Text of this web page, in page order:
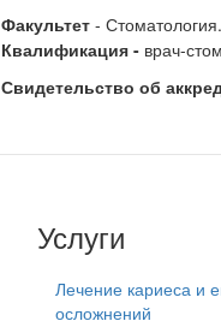
Факультет - Стоматология.
Квалификация - врач-
Свидетельство об
Услуги
Лечение кариеса и
осложнений